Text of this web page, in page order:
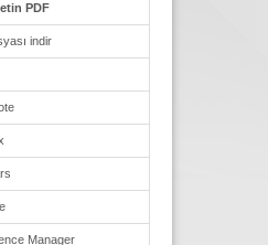
PDF
indir
Manager